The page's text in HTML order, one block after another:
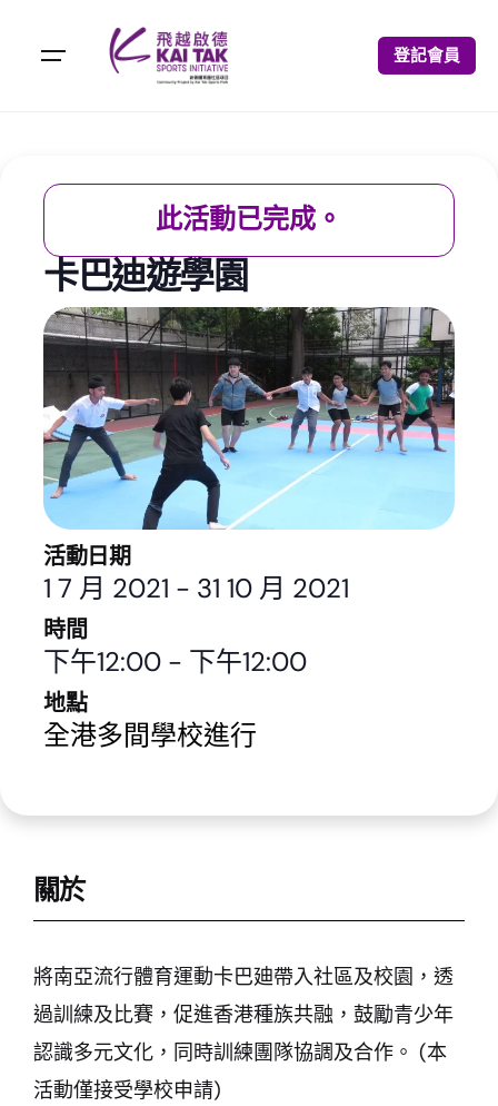
登記會員
關於
將南亞流行體育運動卡巴廸帶入社區及校園，透
過訓練及比賽，促進香港種族共融，鼓勵青少年
認識多元文化，同時訓練團隊協調及合作。 (本
活動僅接受學校申請)
此活動已完成。
卡巴迪遊學園
活動日期
1 7 月 2021 - 31 10 月 2021
時間
下午12:00 - 下午12:00
地點
全港多間學校進行